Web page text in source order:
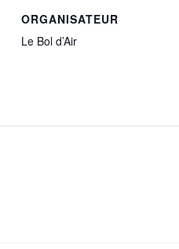
ORGANISATEUR
Le Bol d’Air